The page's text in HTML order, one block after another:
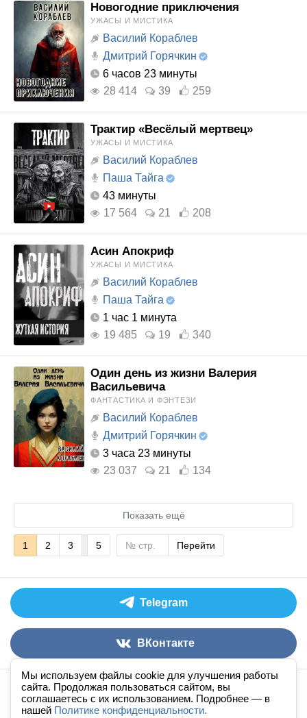
Мы используем файлы cookie для улучшения работы
сайта. Продолжая пользоваться сайтом, вы
соглашаетесь с их использованием. Подробнее — в
нашей Политике конфиденциальности.
Новогодние приключения
УЖАСЫ И МИСТИКА
Василий Кораблев
Дмитрий Горячкин
6 часов 23 минуты
28 414
39 259
Трактир «Весёлый мертвец»
УЖАСЫ И МИСТИКА
Василий Кораблев
Паша Тайга
43 минуты
17 564
21 208
Асин Апокриф
УЖАСЫ И МИСТИКА
Василий Кораблев
Паша Тайга
1 час 1 минута
19 485
19 340
Один день из жизни Валерия
Васильевича
ФАНТАСТИКА И ФЭНТЕЗИ
Василий Кораблев
Дмитрий Горячкин
3 часа 23 минуты
23 037
21 134
Показать ещё
1 2 3 5 Перейти
Telegram
ВКонтакте
Аудиокниги слушать онлайн книгав ухе
По всем вопросам:admin@knigavuhe.ru